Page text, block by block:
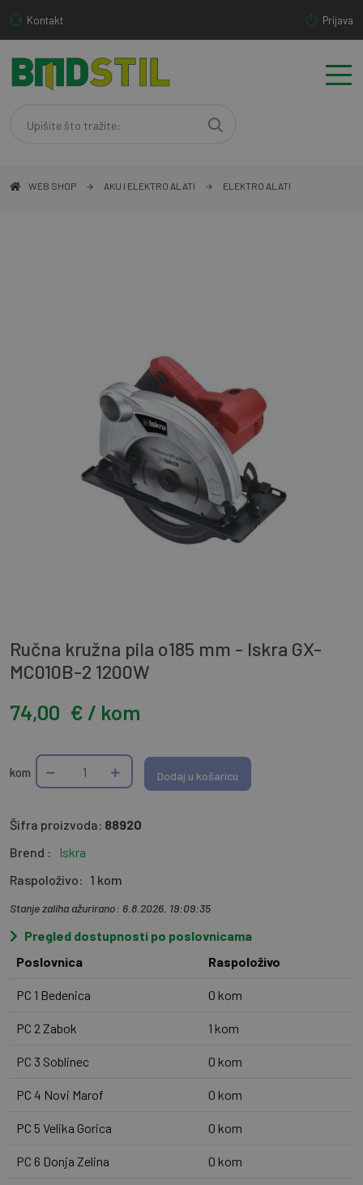
Kontakt Prijava
WEB SHOP AKU I ELEKTRO ALATI ELEKTRO ALATI
Ručna kružna pila o185 mm - Iskra GX-
MC010B-2 1200W
74,00 € / kom
kom Dodaj u košaricu
Šifra proizvoda: 88920
Brend :
Iskra
Raspoloživo: 1 kom
Stanje zaliha ažurirano: 6.8.2026. 19:09:35
Pregled dostupnosti po poslovnicama
Poslovnica
Raspoloživo
PC 1 Bedenica 0 kom
PC 2 Zabok 1 kom
PC 3 Soblinec 0 kom
PC 4 Novi Marof 0 kom
PC 5 Velika Gorica 0 kom
PC 6 Donja Zelina 0 kom